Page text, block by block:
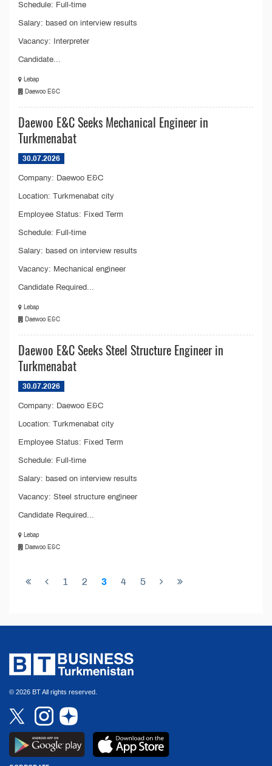
Schedule: Full-time
Salary: based on interview results
Vacancy: Interpreter
Candidate...
Lebap
Daewoo E&C
Daewoo E&C Seeks Mechanical Engineer in
Turkmenabat
30.07.2026
Company: Daewoo E&C
Location: Turkmenabat city
Employee Status: Fixed Term
Schedule: Full-time
Salary: based on interview results
Vacancy: Mechanical engineer
Candidate Required...
Lebap
Daewoo E&C
Daewoo E&C Seeks Steel Structure Engineer in
Turkmenabat
30.07.2026
Company: Daewoo E&C
Location: Turkmenabat city
Employee Status: Fixed Term
Schedule: Full-time
Salary: based on interview results
Vacancy: Steel structure engineer
Candidate Required...
Lebap
Daewoo E&C
1 2 3 4 5
© 2026 BT All rights reserved.